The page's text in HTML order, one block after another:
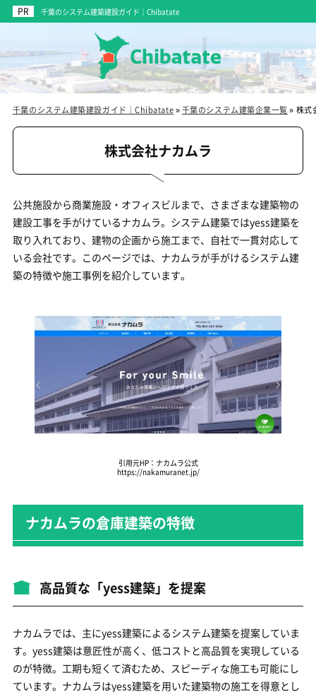
千葉のシステム建築建設ガイド｜Chibatate
千葉のシステム建築建設ガイド｜Chibatate»千葉のシステム建築企業一覧» 株式
株式会社ナカムラ
公共施設から商業施設・オフィスビルまで、さまざまな建築物の
建設工事を手がけているナカムラ。システム建築ではyess建築を
取り入れており、建物の企画から施工まで、自社で一貫対応して
いる会社です。このページでは、ナカムラが手がけるシステム建
築の特徴や施工事例を紹介しています。
引用元HP：ナカムラ公式
https://nakamuranet.jp/
ナカムラの倉庫建築の特徴
高品質な「yess建築」を提案
ナカムラでは、主にyess建築によるシステム建築を提案していま
す。yess建築は意匠性が高く、低コストと高品質を実現している
のが特徴。工期も短くて済むため、スピーディな施工も可能にし
ています。ナカムラはyess建築を用いた建築物の施工を得意とし